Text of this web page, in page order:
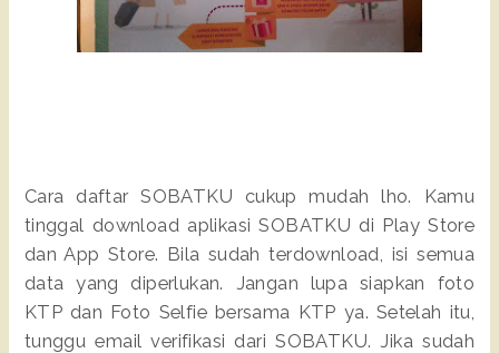
Cara daftar SOBATKU cukup mudah lho. Kamu
tinggal download aplikasi SOBATKU di Play Store
dan App Store. Bila sudah terdownload, isi semua
data yang diperlukan. Jangan lupa siapkan foto
KTP dan Foto Selfie bersama KTP ya. Setelah itu,
tunggu email verifikasi dari SOBATKU. Jika sudah